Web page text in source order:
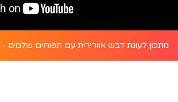
מתכון לעוגת דבש אוורירית עם תפוחים שלמים -